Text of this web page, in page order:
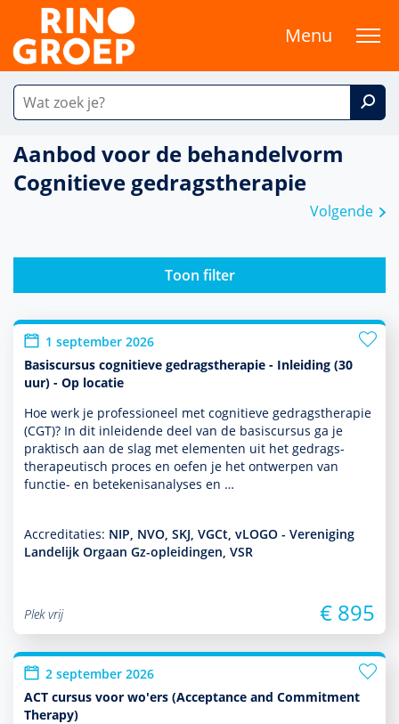
Menu
Aanbod voor de behandelvorm
Cognitieve gedragstherapie
Volgende
Toon filter
1 september 2026
Basiscursus cognitieve gedragstherapie - Inleiding (30
uur) - Op locatie
Hoe werk je professioneel met cogni­tieve gedrags­thera­pie
(CGT)? In dit inleidende deel van de basis­cursus ga je
prak­tisch aan de slag met elementen uit het gedrags­
thera­peu­tisch proces en oefen je het ontwerpen van
functie- en bete­kenisanalyses en …
Accreditaties: NIP, NVO, SKJ, VGCt, vLOGO - Vereniging
Landelijk Orgaan Gz-opleidingen, VSR
Plek vrij € 895
2 september 2026
ACT cursus voor wo'ers (Acceptance and Commitment
Therapy)